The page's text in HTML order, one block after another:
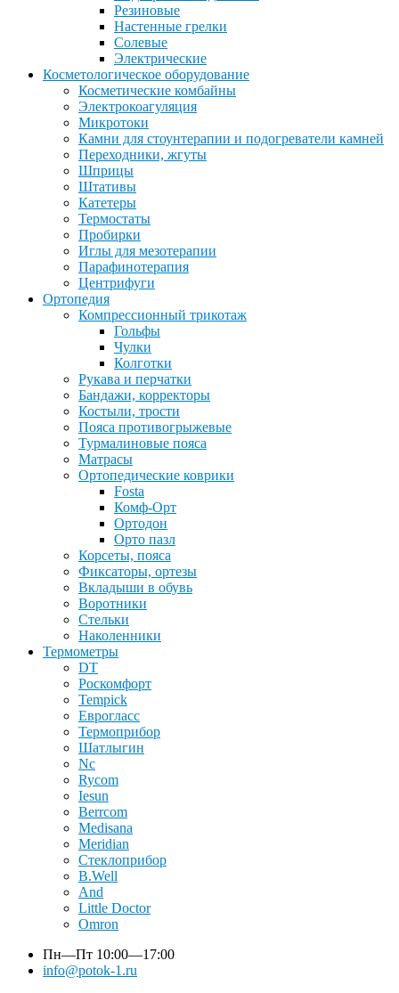
Резиновые
Настенные грелки
Солевые
Электрические
Косметологическое оборудование
Косметические комбайны
Электрокоагуляция
Микротоки
Камни для стоунтерапии и подогреватели камней
Переходники, жгуты
Шприцы
Штативы
Катетеры
Термостаты
Пробирки
Иглы для мезотерапии
Парафинотерапия
Центрифуги
Ортопедия
Компрессионный трикотаж
Гольфы
Чулки
Колготки
Рукава и перчатки
Бандажи, корректоры
Костыли, трости
Пояса противогрыжевые
Турмалиновые пояса
Матрасы
Ортопедические коврики
Fosta
Комф-Орт
Ортодон
Орто пазл
Корсеты, пояса
Фиксаторы, ортезы
Вкладыши в обувь
Воротники
Стельки
Наколенники
Термометры
DT
Роскомфорт
Tempick
Еврогласс
Термоприбор
Шатлыгин
Nc
Rycom
Iesun
Berrcom
Medisana
Meridian
Стеклоприбор
B.Well
And
Little Doctor
Omron
Пн—Пт 10:00—17:00
info@potok-1.ru